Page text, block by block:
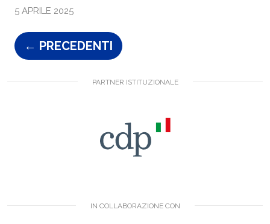
5 APRILE 2025
← PRECEDENTI
PARTNER ISTITUZIONALE
IN COLLABORAZIONE CON